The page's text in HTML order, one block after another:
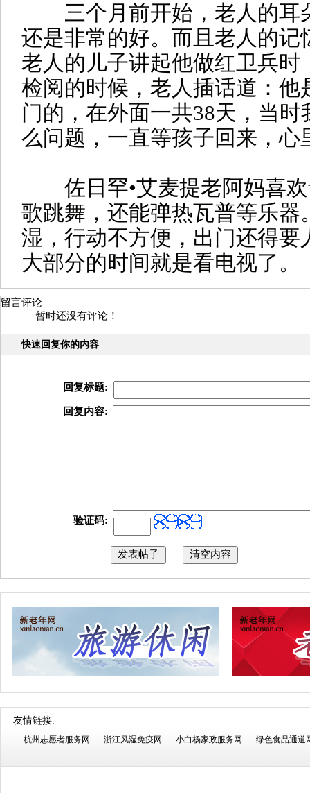
三个月前开始，老人的耳
还是非常的好。而且老人的记
老人的儿子讲起他做红卫兵时
检阅的时候，老人插话道：他
门的，在外面一共38天，当
么问题，一直等孩子回来，心
佐日罕•艾麦提老阿妈喜欢
歌跳舞，还能弹热瓦普等乐器
湿，行动不方便，出门还得要
大部分的时间就是看电视了。
留言评论
暂时还没有评论！
快速回复你的内容
回复标题:
回复内容:
验证码:
友情链接:
杭州志愿者服务网 浙江风湿免疫网 小白杨家政服务网 绿色食品通道